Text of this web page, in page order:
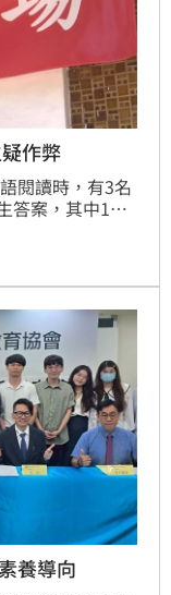
作弊
閱讀時，有3名
答案，其中1人
養導向